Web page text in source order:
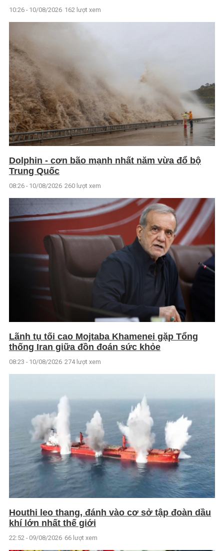
10:26 - 10/08/2026 162 lượt xem
Dolphin - cơn bão mạnh nhất năm vừa đổ bộ
Trung Quốc
08:26 - 10/08/2026 260 lượt xem
Lãnh tụ tối cao Mojtaba Khamenei gặp Tổng
thống Iran giữa đồn đoán sức khỏe
08:23 - 10/08/2026 274 lượt xem
Houthi leo thang, đánh vào cơ sở tập đoàn dầu
khí lớn nhất thế giới
22:52 - 09/08/2026 66 lượt xem